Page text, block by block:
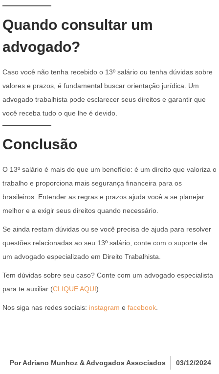
Quando consultar um
advogado?
Caso você não tenha recebido o 13º salário ou tenha dúvidas sobre
valores e prazos, é fundamental buscar orientação jurídica. Um
advogado trabalhista pode esclarecer seus direitos e garantir que
você receba tudo o que lhe é devido.
Conclusão
O 13º salário é mais do que um benefício: é um direito que valoriza o
trabalho e proporciona mais segurança financeira para os
brasileiros. Entender as regras e prazos ajuda você a se planejar
melhor e a exigir seus direitos quando necessário.
Se ainda restam dúvidas ou se você precisa de ajuda para resolver
questões relacionadas ao seu 13º salário, conte com o suporte de
um advogado especializado em Direito Trabalhista.
Tem dúvidas sobre seu caso? Conte com um advogado especialista
para te auxiliar (CLIQUE AQUI).
Nos siga nas redes sociais: instagram e facebook
Por Adriano Munhoz & Advogados Associados 03/12/2024